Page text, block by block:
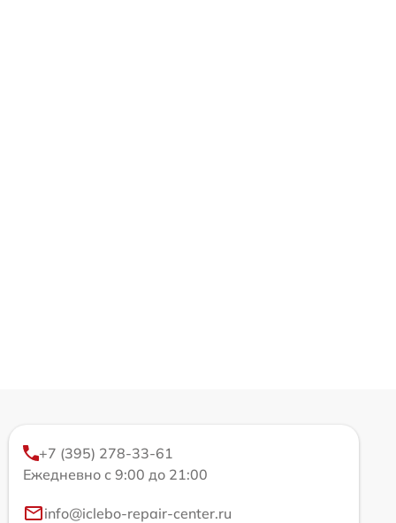
+7 (395) 278-33-61
Ежедневно с 9:00 до 21:00
info@iclebo-repair-center.ru